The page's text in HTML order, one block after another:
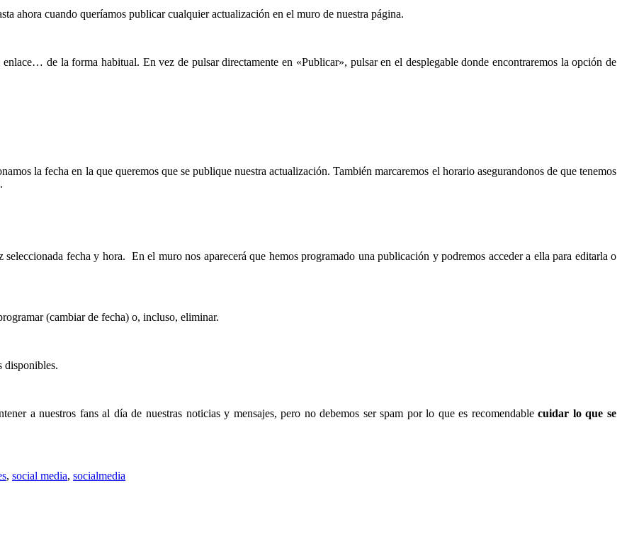
ahora cuando queríamos publicar cualquier actualización en el muro de nuestra página.
de la forma habitual. En vez de pulsar directamente en «Publicar», pulsar en el desplegable donde encontraremos la opción de
la fecha en la que queremos que se publique nuestra actualización. También marcaremos el horario asegurandonos de que tenemos
seleccionada fecha y hora. En el muro nos aparecerá que hemos programado una publicación y podremos acceder a ella para editarla o
(cambiar de fecha) o, incluso, eliminar.
disponibles.
a nuestros fans al día de nuestras noticias y mensajes, pero no debemos ser spam por lo que es recomendablecuidar lo que se
, social media, socialmedia